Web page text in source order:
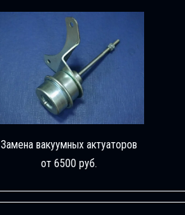
Замена вакуумных актуаторов
от 6500 руб.